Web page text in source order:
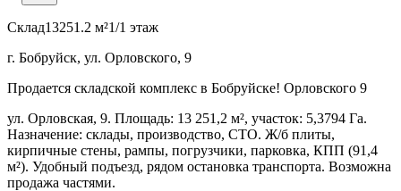
Склад13251.2 м²1/1 этаж
г. Бобруйск, ул. Орловского, 9
Продается складской комплекс в Бобруйске! Орловского 9
ул. Орловская, 9. Площадь: 13 251,2 м², участок: 5,3794 Га.
Назначение: склады, производство, СТО. Ж/б плиты,
кирпичные стены, рампы, погрузчики, парковка, КПП (91,4
м²). Удобный подъезд, рядом остановка транспорта. Возможна
продажа частями.